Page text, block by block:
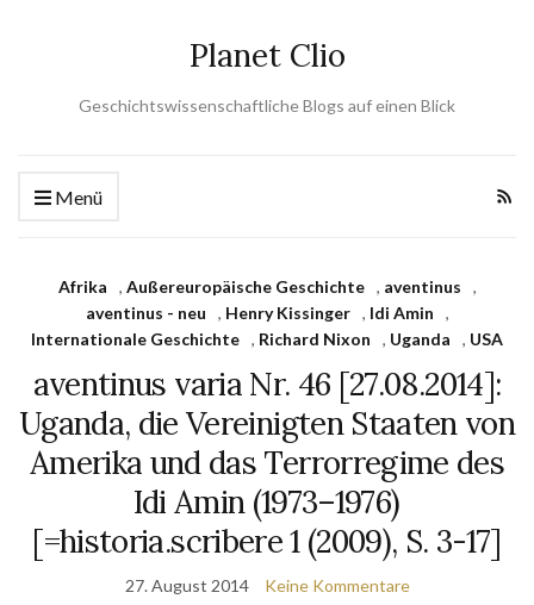
Planet Clio
Geschichtswissenschaftliche Blogs auf einen Blick
Menü
Afrika , Außereuropäische Geschichte , aventinus
,
aventinus - neu
, Henry Kissinger , Idi Amin
,
Internationale Geschichte , Richard Nixon , Uganda , USA
aventinus varia Nr. 46 [27.08.2014]:
Uganda, die Vereinigten Staaten von
Amerika und das Terrorregime des
Idi Amin (1973–1976)
[=historia.scribere 1 (2009), S. 3-17]
27. August 2014 Keine Kommentare